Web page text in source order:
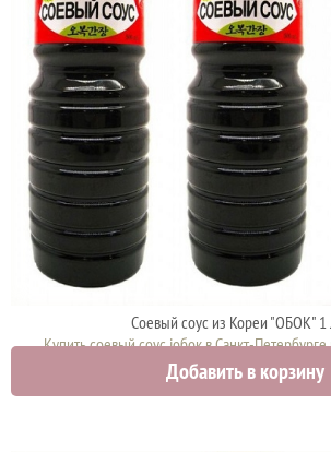
Соевый соус из Кореи "ОБОК" 1
Купить соевый соус iобок в Санкт-
1000 руб.
Добавить в корзину